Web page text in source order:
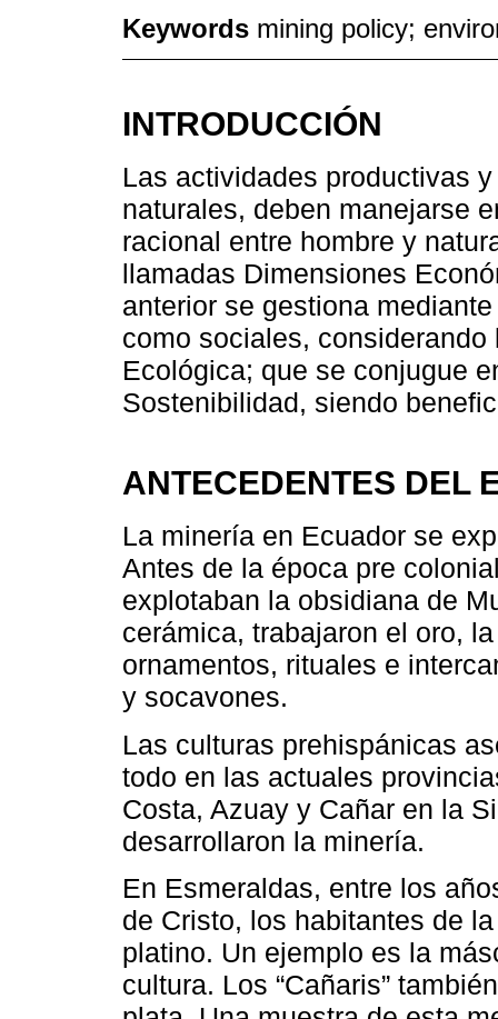
Keywords mining policy;
INTRODUCCIÓN
Las actividades productivas
naturales, deben manejarse
racional entre hombre y
llamadas Dimensiones
anterior se gestiona
como sociales,
Ecológica; que se conjugue
Sostenibilidad, siendo
ANTECEDENTES DEL
La minería en Ecuador se
Antes de la época pre
explotaban la obsidiana de
cerámica, trabajaron el oro,
ornamentos, rituales e
y socavones.
Las culturas prehispánicas
todo en las actuales
Costa, Azuay y Cañar en la
desarrollaron la minería.
En Esmeraldas, entre los
de Cristo, los habitantes de
platino. Un ejemplo es la
cultura. Los “Cañaris”